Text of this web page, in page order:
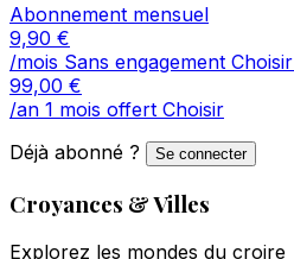
Abonnement mensuel
9,90 €
/mois Sans engagement Choisir
99,00 €
/an 1 mois offert Choisir
Déjà abonné ?
Se connecter
Croyances & Villes
Explorez les mondes du croire